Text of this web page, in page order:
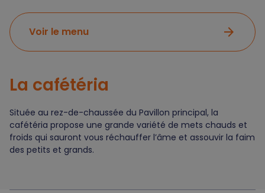
Voir le menu arrow_forward
La cafétéria
Située au rez-de-chaussée du Pavillon principal, la
cafétéria propose une grande variété de mets chauds et
froids qui sauront vous réchauffer l’âme et assouvir la faim
des petits et grands.